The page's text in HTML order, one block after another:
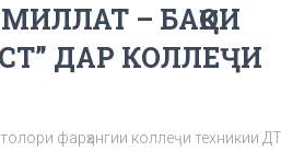
– БАҚОИ
ДАР КОЛЛЕҶИ
фарҳангии коллеҷи техникии